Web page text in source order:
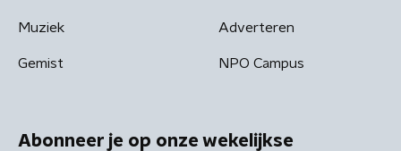
Muziek
Gemist
Adverteren
NPO Campus
Abonneer je op onze wekelijkse